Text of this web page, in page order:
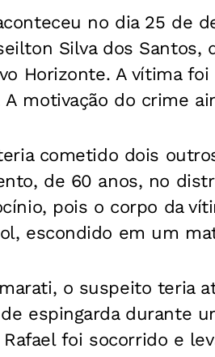
no dia 25 de
Silva dos
Horizonte. A vítima
motivação do crime
cometido dois
de 60 anos, no
pois o corpo da
escondido em um
o suspeito teria
espingarda durante
foi socorrido e